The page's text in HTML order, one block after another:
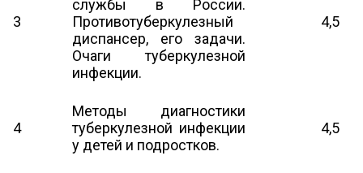
3
службы в России.
Противотуберкулезный
диспансер, его задачи.
Очаги туберкулезной
инфекции.
4,5
4
Методы диагностики
туберкулезной инфекции
у детей и подростков.
4,5